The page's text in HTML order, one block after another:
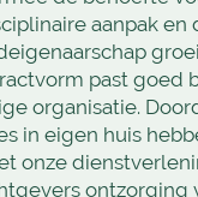
aanpak en
past goed
organisatie.
in eigen huis
onze
ontzorging